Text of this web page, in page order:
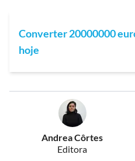
Converter 20000000
hoje
Andrea Côrtes
Editora